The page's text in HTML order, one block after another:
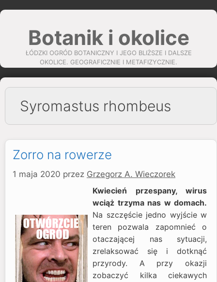
Przejdź
Botanik i okolice
ŁÓDZKI OGRÓD BOTANICZNY I JEGO BLIŻSZE I DALSZE
OKOLICE. GEOGRAFICZNIE I METAFIZYCZNIE.
Syromastus rhombeus
Zorro na rowerze
1 maja 2020 przez Grzegorz A. Wieczorek
Kwiecień przespany, wirus
wciąż trzyma nas w domach.
Na szczęście jedno wyjście w
teren pozwala zapomnieć o
otaczającej nas sytuacji,
zrelaksować się i dotknąć
przyrody. A przy okazji
zobaczyć kilka ciekawych